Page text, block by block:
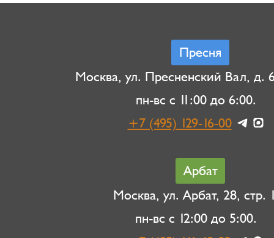
Пресня
Москва, ул. Пресненский Вал, д.
пн-вс с 11:00 до 6:00.
+7 (495) 129-16-00
Арбат
Москва, ул. Арбат, 28, стр.
пн-вс с 12:00 до 5:00.